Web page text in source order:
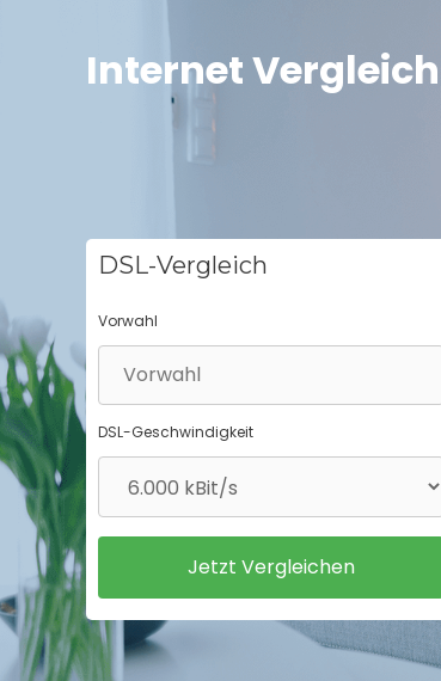
Internet Vergleich
DSL-Vergleich
Vorwahl
DSL-Geschwindigkeit